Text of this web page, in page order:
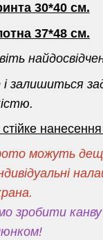
30*40 см.
37*48 см.
залишиться
можуть дещо
зробити канву